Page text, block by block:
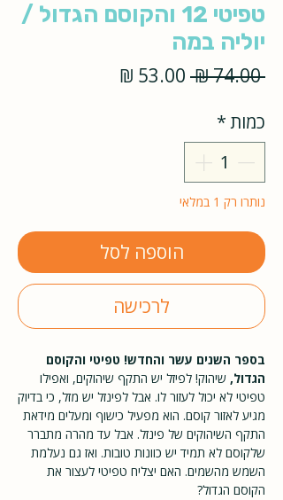
טפיטי 12 והקוסם הגדול /
יוליה במה
‏74.00 ‏₪
מחיר
כמות*
נותרו רק 1 במלאי
הוספה לסל
לרכישה
בספר השנים עשר והחדש! טפיטי והקוסם
הגדול, שיהוק! לפיזל יש התקף שיהוקים, ואפילו
טפיטי לא יכול לעזור לו. אבל לפינזל יש מזל, כי בדיוק
מגיע לאזור קוסם. הוא מפעיל כישוף ומעלים מידאת
התקף השיהוקים של פינזל. אבל עד מהרה מתברר
שלקוסם לא תמיד יש כוונות טובות. ואז גם נעלמת
השמש מהשמים. האם יצליח טפיטי לעצור את
הקוסם הגדול?